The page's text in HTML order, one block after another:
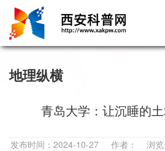
地理纵横
青岛大学：让沉睡的土
发布时间：2024-10-27 作者： 浏览